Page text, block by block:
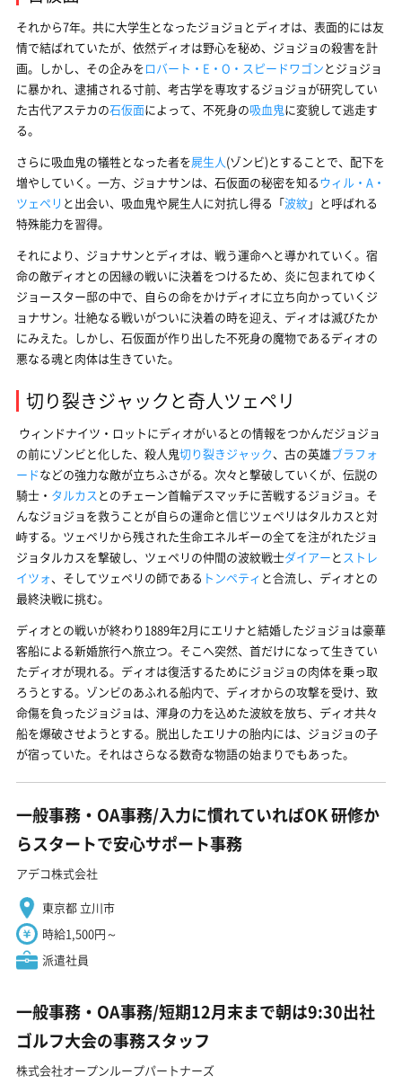
それから7年。共に大学生となったジョジョとディオは、表面的には友
情で結ばれていたが、依然ディオは野心を秘め、ジョジョの殺害を計
画。しかし、その企みをロバート・E・O・スピードワゴンとジョジョ
に暴かれ、逮捕される寸前、考古学を専攻するジョジョが研究してい
た古代アステカの石仮面によって、不死身の吸血鬼に変貌して逃走す
る。
さらに吸血鬼の犠牲となった者を屍生人 (ゾンビ)とすることで、配下を
増やしていく。一方、ジョナサンは、石仮面の秘密を知るウィル・A・
ツェペリ と出会い、吸血鬼や屍生人に対抗し得る「波紋」と呼ばれる
特殊能力を習得。
それにより、ジョナサンとディオは、戦う運命へと導かれていく。宿
命の敵ディオとの因縁の戦いに決着をつけるため、炎に包まれてゆく
ジョースター邸の中で、自らの命をかけディオに立ち向かっていくジ
ョナサン。壮絶なる戦いがついに決着の時を迎え、ディオは滅びたか
にみえた。しかし、石仮面が作り出した不死身の魔物であるディオの
悪なる魂と肉体は生きていた。
切り裂きジャックと奇人ツェペリ
ウィンドナイツ・ロットにディオがいるとの情報をつかんだジョジョ
の前にゾンビと化した、殺人鬼切り裂きジャック、古の英雄ブラフォ
ードなどの強力な敵が立ちふさがる。次々と撃破していくが、伝説の
騎士・ タルカス とのチェーン首輪デスマッチに苦戦するジョジョ。そ
んなジョジョを救うことが自らの運命と信じツェペリはタルカスと対
峙する。ツェペリから残された生命エネルギーの全てを注がれたジョ
ジョタルカスを撃破し、ツェペリの仲間の波紋戦士ダイアーと ストレ
イツォ、そしてツェペリの師である トンペティ と合流し、ディオとの
最終決戦に挑む。
ディオとの戦いが終わり1889年2月にエリナと結婚したジョジョは豪華
客船による新婚旅行へ旅立つ。そこへ突然、首だけになって生きてい
たディオが現れる。ディオは復活するためにジョジョの肉体を乗っ取
ろうとする。ゾンビのあふれる船内で、ディオからの攻撃を受け、致
命傷を負ったジョジョは、渾身の力を込めた波紋を放ち、ディオ共々
船を爆破させようとする。脱出したエリナの胎内には、ジョジョの子
が宿っていた。それはさらなる数奇な物語の始まりでもあった。
一般事務・OA事務/入力に慣れていればOK 研修か
らスタートで安心サポート事務
アデコ株式会社
東京都 立川市
時給1,500円～
派遣社員
一般事務・OA事務/短期12月末まで朝は9:30出社
ゴルフ大会の事務スタッフ
株式会社オープンループパートナーズ